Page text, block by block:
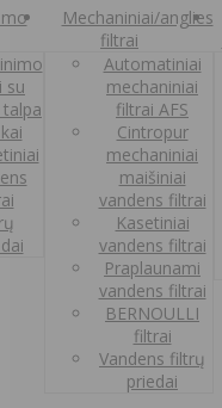
su
Mechaniniai/anglies
filtrai
Automatiniai
mechaniniai
filtrai AFS
Cintropur
mechaniniai
maišiniai
vandens filtrai
Kasetiniai
vandens filtrai
Praplaunami
vandens filtrai
BERNOULLI
filtrai
Vandens filtrų
priedai